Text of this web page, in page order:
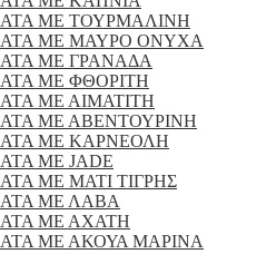
ΜΕ ΤΟΥΡΜΑΛΙΝΗ
ΜΕ ΜΑΥΡΟ ΟΝΥΧΑ
ΜΕ ΓΡΑΝΑΔΑ
ΜΕ ΦΘΟΡΙΤΗ
ΜΕ ΑΙΜΑΤΙΤΗ
ΜΕ ΑΒΕΝΤΟΥΡΙΝΗ
ΜΕ ΚΑΡΝΕΟΛΗ
ΜΕ JADE
ΜΕ ΜΑΤΙ ΤΙΓΡΗΣ
ΜΕ ΛΑΒΑ
ΜΕ ΑΧΑΤΗ
ΜΕ ΑΚΟΥΑ ΜΑΡΙΝΑ